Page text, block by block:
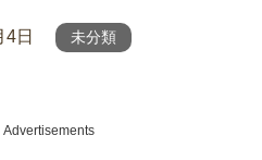
4日 未分類
Advertisements